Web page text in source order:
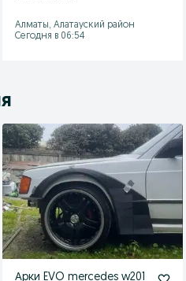
Алматы, Алатауский район
Сегодня в 06:54
Арки EVO mercedes w201